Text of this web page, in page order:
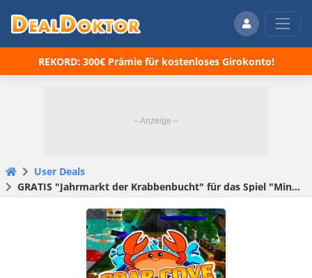
REKORD: 300€ Prämie für kostenloses Girokonto!
User Deals
GRATIS "Jahrmarkt der Krabbenbucht" für das Spiel "Minecraft" für Windows 10